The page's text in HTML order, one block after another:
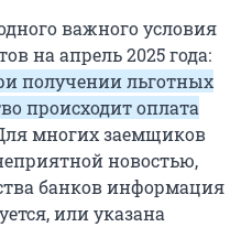
важного условия
на апрель 2025 года:
получении льготных
происходит оплата
многих заемщиков
новостью,
банков информация
или указана